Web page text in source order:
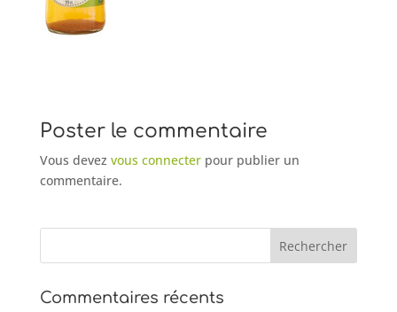
Poster le commentaire
Vous devez vous connecterpour publier un
commentaire.
Commentaires récents